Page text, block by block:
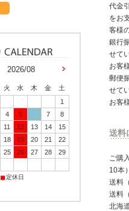
代金
をお
客様
銀行
せて
お客
郵便
せて
お客
送料
ご購
10本
送料
送料
北海
2026/08
火 水 木 金
土
1
4 5 6 7
8
11 12 13 14
15
18 19 20 21
22
25 26 27 28
29
■定休日